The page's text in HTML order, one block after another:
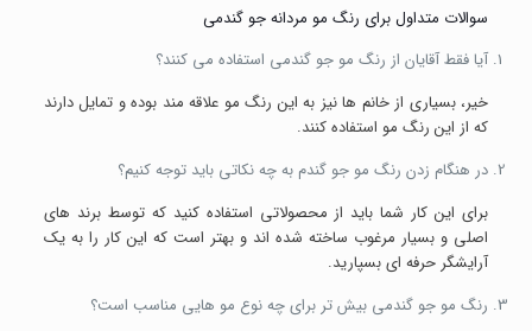
سوالات متداول برای رنگ مو مردانه جو گندمی
آیا فقط آقایان از رنگ مو جو گندمی استفاده می کنند؟
خیر، بسیاری از خانم ها نیز به این رنگ مو علاقه مند بوده و تمایل دارند
که از این رنگ مو استفاده کنند.
در هنگام زدن رنگ مو جو گندم به چه نکاتی باید توجه کنیم؟
برای این کار شما باید از محصولاتی استفاده کنید که توسط برند های
اصلی و بسیار مرغوب ساخته شده اند و بهتر است که این کار را به یک
آرایشگر حرفه ای بسپارید.
رنگ مو جو گندمی بیش تر برای چه نوع مو هایی مناسب است؟